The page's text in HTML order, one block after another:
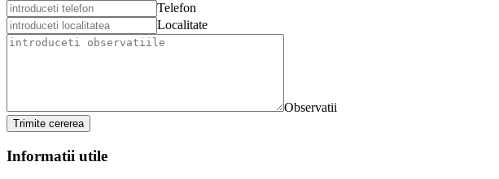
Telefon
Localitate
Observatii
Trimite cererea
Informatii utile